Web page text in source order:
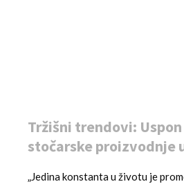
Tržišni trendovi: Uspon
stočarske proizvodnje
„Jedina konstanta u životu je